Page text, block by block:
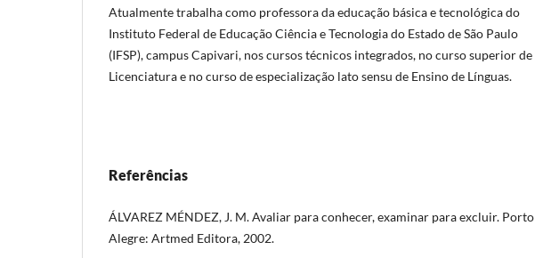
Atualmente trabalha como professora da educação básica e tecnológica do
Instituto Federal de Educação Ciência e Tecnologia do Estado de São Paulo
(IFSP), campus Capivari, nos cursos técnicos integrados, no curso superior de
Licenciatura e no curso de especialização lato sensu de Ensino de Línguas.
Referências
ÁLVAREZ MÉNDEZ, J. M. Avaliar para conhecer, examinar para excluir. Porto
Alegre: Artmed Editora, 2002.